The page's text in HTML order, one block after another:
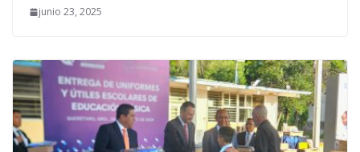
junio 23, 2025